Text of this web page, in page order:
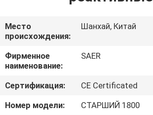
О
КОМПАНИИ
НАША
ФАБРИКА
Место
происхождения:
Шанхай, Китай
Фирменное
наименование:
SAER
Сертификация:
CE Certificated
Номер модели:
СТАРШИЙ 1800